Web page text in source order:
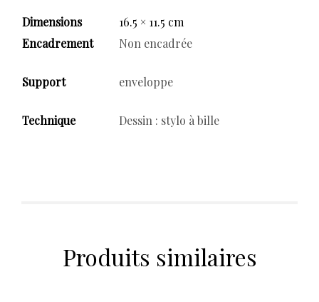
Dimensions
16.5 × 11.5 cm
Encadrement
Non encadrée
Support enveloppe
Technique Dessin : stylo à bille
Produits similaires